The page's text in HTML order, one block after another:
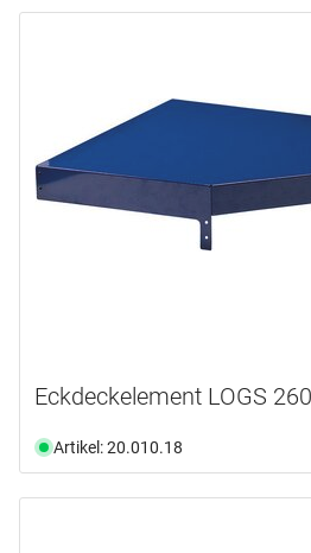
Eckdeckelement LOGS
Artikel: 20.010.18